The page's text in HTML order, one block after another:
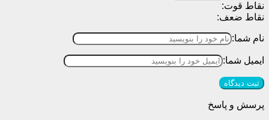
نقاط قوت:
نقاط ضعف:
نام شما:
ایمیل شما:
پرسش و پاسخ